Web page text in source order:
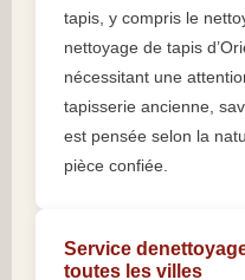
tapis, y compris le
nettoyage de tapis
nécessitant une
tapisserie ancienne,
est pensée selon la
pièce confiée.
Service
toutes les villes